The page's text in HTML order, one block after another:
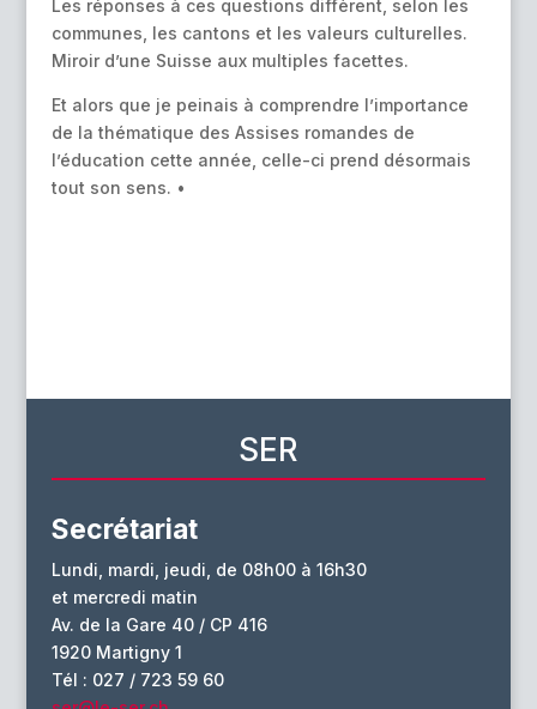
Les réponses à ces questions diffèrent, selon les
communes, les cantons et les valeurs culturelles.
Miroir d’une Suisse aux multiples facettes.
Et alors que je peinais à comprendre l’importance
de la thématique des Assises romandes de
l’éducation cette année, celle-ci prend désormais
tout son sens. •
SER
Secrétariat
Lundi, mardi, jeudi, de 08h00 à 16h30
et mercredi matin
Av. de la Gare 40 / CP 416
1920 Martigny 1
Tél : 027 / 723 59 60